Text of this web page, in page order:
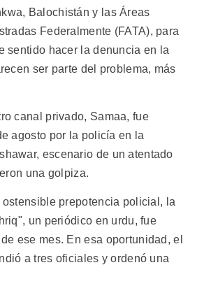
Balochistán y las Áreas
Federalmente (FATA), para
sentido hacer la denuncia en la
ser parte del problema, más
canal privado, Samaa, fue
agosto por la policía en la
escenario de un atentado
una golpiza.
ostensible prepotencia policial, la
un periódico en urdu, fue
ese mes. En esa oportunidad, el
a tres oficiales y ordenó una